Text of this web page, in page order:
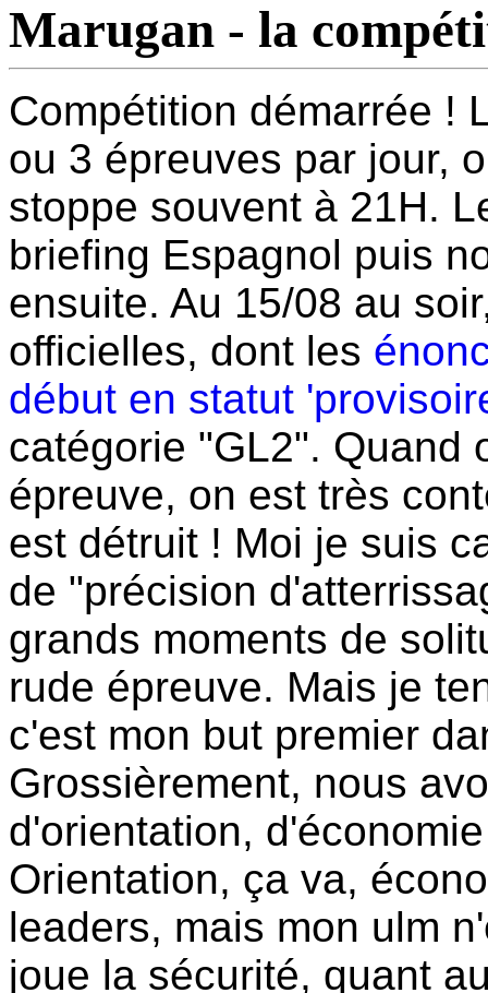
Marugan - la
Compétition démarrée !
ou 3 épreuves par jour,
stoppe souvent à 21H.
briefing Espagnol puis
ensuite. Au 15/08 au
officielles, dont les
début en statut
catégorie "GL2". Quand
épreuve, on est très
est détruit ! Moi je suis
de "précision
grands moments de
rude épreuve. Mais je
c'est mon but premier
Grossièrement, nous
d'orientation,
Orientation, ça va,
leaders, mais mon ulm
joue la sécurité, quant